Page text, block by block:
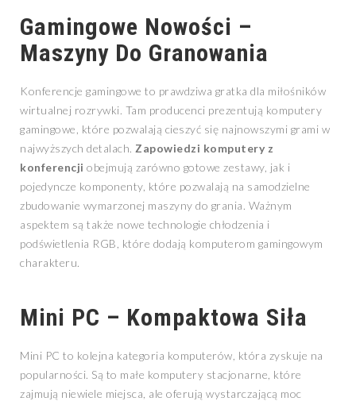
Gamingowe Nowości –
Maszyny Do Granowania
Konferencje gamingowe to prawdziwa gratka dla miłośników
wirtualnej rozrywki. Tam producenci prezentują komputery
gamingowe, które pozwalają cieszyć się najnowszymi grami w
najwyższych detalach. Zapowiedzi komputery z
konferencji obejmują zarówno gotowe zestawy, jak i
pojedyncze komponenty, które pozwalają na samodzielne
zbudowanie wymarzonej maszyny do grania. Ważnym
aspektem są także nowe technologie chłodzenia i
podświetlenia RGB, które dodają komputerom gamingowym
charakteru.
Mini PC – Kompaktowa Siła
Mini PC to kolejna kategoria komputerów, która zyskuje na
popularności. Są to małe komputery stacjonarne, które
zajmują niewiele miejsca, ale oferują wystarczającą moc